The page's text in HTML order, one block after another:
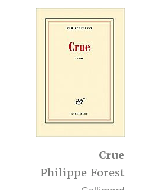
Crue
Philippe Forest